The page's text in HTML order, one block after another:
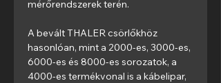
mérőrendszerek terén.
A bevált THALER csörlőkhöz
hasonlóan, mint a 2000-es, 3000-es,
6000-es és 8000-es sorozatok, a
4000-es termékvonal is a kábelipar,